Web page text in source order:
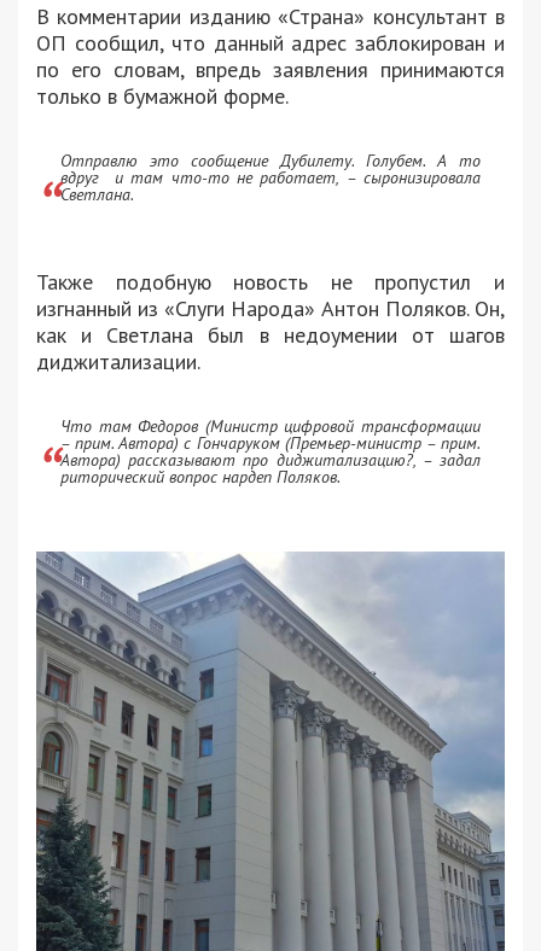
В комментарии изданию «Страна» консультант в
ОП сообщил, что данный адрес заблокирован и
по его словам, впредь заявления принимаются
только в бумажной форме.
Отправлю это сообщение Дубилету. Голубем. А то
вдруг и там что-то не работает, – сыронизировала
Светлана.
Также подобную новость не пропустил и
изгнанный из «Слуги Народа» Антон Поляков. Он,
как и Светлана был в недоумении от шагов
диджитализации.
Что там Федоров (Министр цифровой трансформации
– прим. Автора) с Гончаруком (Премьер-министр – прим.
Автора) рассказывают про диджитализацию?, – задал
риторический вопрос нардеп Поляков.